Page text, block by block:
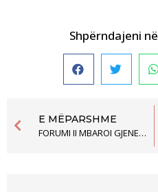
Shpërndajeni
E MËPARSHME
FORUMI II MBAROI GJENERAT E XXI TE SHKOLLES SE STUDIMEVE POLITIKE